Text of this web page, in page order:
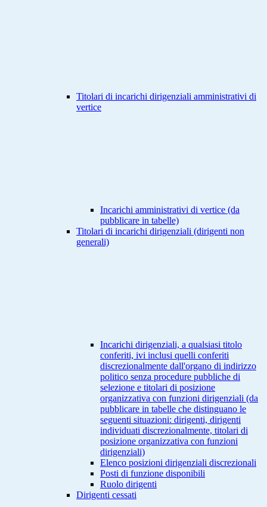
Titolari di incarichi dirigenziali amministrativi di
vertice
Incarichi amministrativi di vertice (da
pubblicare in tabelle)
Titolari di incarichi dirigenziali (dirigenti non
generali)
Incarichi dirigenziali, a qualsiasi titolo
conferiti, ivi inclusi quelli conferiti
discrezionalmente dall'organo di indirizzo
politico senza procedure pubbliche di
selezione e titolari di posizione
organizzativa con funzioni dirigenziali (da
pubblicare in tabelle che distinguano le
seguenti situazioni: dirigenti, dirigenti
individuati discrezionalmente, titolari di
posizione organizzativa con funzioni
dirigenziali)
Elenco posizioni dirigenziali discrezionali
Posti di funzione disponibili
Ruolo dirigenti
Dirigenti cessati